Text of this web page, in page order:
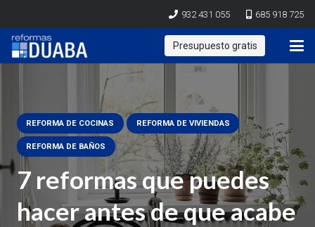
932 431 055 685 918 725
Presupuesto gratis
REFORMA DE COCINAS REFORMA DE VIVIENDAS
REFORMA DE BAÑOS
7 reformas que puedes
hacer antes de que acabe